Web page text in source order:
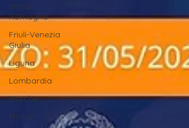
Emilia-
Romagna
Friuli-Venezia
Giulia
Liguria
Lombardia
Marche
Molise